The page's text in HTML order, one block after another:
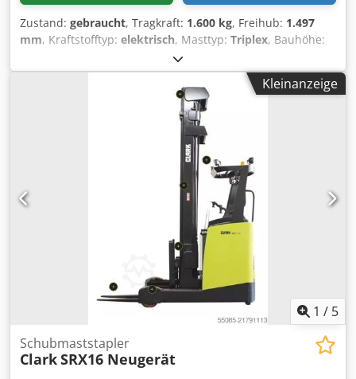
Zustand: gebraucht, Tragkraft: 1.600 kg, Freihub: 1.497
mm, Kraftstofftyp: elektrisch, Masttyp: Triplex, Bauhöhe:
, Gabelträgerbreite:940 mm
mm, Antriebsart:Elektro, Elektro 4 Rad-Stapler Masttyp:
Triplex Bereifung vorne Typ: Superelastik Dcodpfx Aey
Haprepmek Bereifung hinten Typ: Superelastik Batterie
Volt: 48V Batterie Ah: 460Ah Batterie Hersteller: Eternity
Batterie Baujahr: 2026 Batterie Zustand: Neu
Lastschutzgitter: BxH 940 mm x 1220 mm;
Schlauchführung: doppelt; Ablagefach; Lenkradknopf;
Sitzschalter; Wetterschutz/ Stahlschutzdach und
Frontscheibe; Zwei Frontscheinwerfer; Rückkombileuchte;
Akustischer Rückfahralarm; Blauer LED-Strahler bei
Rückwärtsfahrt; Blinkleuchten vorn; Steckschlüssel;
Verfügbarkeit: in 22 Wochen
Kleinanzeige
1 / 5
Schubmaststapler
ClarkSRX16 Neugerät